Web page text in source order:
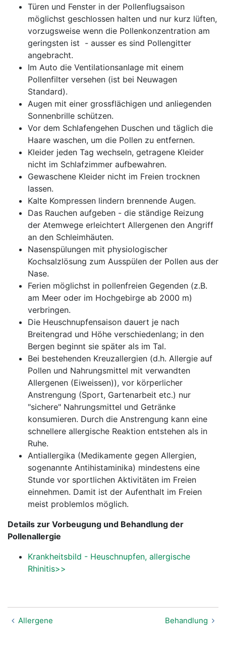
Türen und Fenster in der Pollenflugsaison
möglichst geschlossen halten und nur kurz lüften,
vorzugsweise wenn die Pollenkonzentration am
geringsten ist - ausser es sind Pollengitter
angebracht.
Im Auto die Ventilationsanlage mit einem
Pollenfilter versehen (ist bei Neuwagen
Standard).
Augen mit einer grossflächigen und anliegenden
Sonnenbrille schützen.
Vor dem Schlafengehen Duschen und täglich die
Haare waschen, um die Pollen zu entfernen.
Kleider jeden Tag wechseln, getragene Kleider
nicht im Schlafzimmer aufbewahren.
Gewaschene Kleider nicht im Freien trocknen
lassen.
Kalte Kompressen lindern brennende Augen.
Das Rauchen aufgeben - die ständige Reizung
der Atemwege erleichtert Allergenen den Angriff
an den Schleimhäuten.
Nasenspülungen mit physiologischer
Kochsalzlösung zum Ausspülen der Pollen aus der
Nase.
Ferien möglichst in pollenfreien Gegenden (z.B.
am Meer oder im Hochgebirge ab 2000 m)
verbringen.
Die Heuschnupfensaison dauert je nach
Breitengrad und Höhe verschiedenlang; in den
Bergen beginnt sie später als im Tal.
Bei bestehenden Kreuzallergien (d.h. Allergie auf
Pollen und Nahrungsmittel mit verwandten
Allergenen (Eiweissen)), vor körperlicher
Anstrengung (Sport, Gartenarbeit etc.) nur
"sichere" Nahrungsmittel und Getränke
konsumieren. Durch die Anstrengung kann eine
schnellere allergische Reaktion entstehen als in
Ruhe.
Antiallergika (Medikamente gegen Allergien,
sogenannte Antihistaminika) mindestens eine
Stunde vor sportlichen Aktivitäten im Freien
einnehmen. Damit ist der Aufenthalt im Freien
meist problemlos möglich.
Details zur Vorbeugung und Behandlung der
Pollenallergie
Krankheitsbild - Heuschnupfen, allergische
Rhinitis>>
Allergene Behandlung